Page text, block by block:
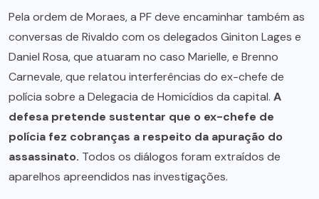
Pela ordem de Moraes, a PF deve encaminhar também as
conversas de Rivaldo com os delegados Giniton Lages e
Daniel Rosa, que atuaram no caso Marielle, e Brenno
Carnevale, que relatou interferências do ex-chefe de
polícia sobre a Delegacia de Homicídios da capital. A
defesa pretende sustentar que o ex-chefe de
polícia fez cobranças a respeito da apuração do
assassinato. Todos os diálogos foram extraídos de
aparelhos apreendidos nas investigações.